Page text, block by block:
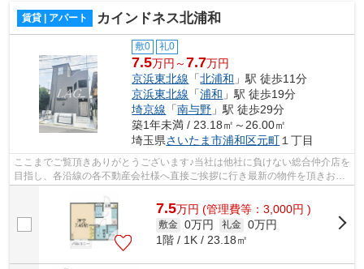
賃貸 | アパート カインドネス北浦和
敷0 礼0
7.5万円～7.7万円
京浜東北線 「北浦和 」駅 徒歩11分
京浜東北線 「浦和 」駅 徒歩19分
埼京線 「南与野 」駅 徒歩29分
築1年未満 / 23.18㎡～26.00㎡
埼玉県さいたま市浦和区元町 １丁目
ここまでご覧頂きありがとうございます♪当社は他社に負けない総合仲介店を
目指し、各沿線の各不動産会社様へ直接ご挨拶に行き最新の物件を頂きお客
様へ提供しております！最新の情報は...
7.5万円 (管理費等：3,000円 )
敷金 0万円 礼金 0万円
1階 / 1K / 23.18㎡